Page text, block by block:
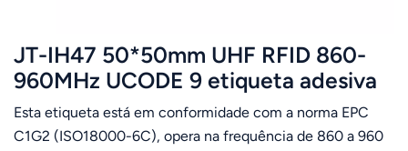
Ελληνικά
Melayu
JT-IH47 50*50mm UHF RFID 860-
960MHz UCODE 9 etiqueta adesiva
Esta etiqueta está em conformidade com a norma EPC
C1G2 (ISO18000-6C), opera na frequência de 860 a 960